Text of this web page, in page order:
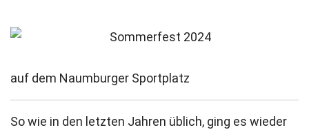
auf dem Naumburger Sportplatz
So wie in den letzten Jahren üblich, ging es wieder